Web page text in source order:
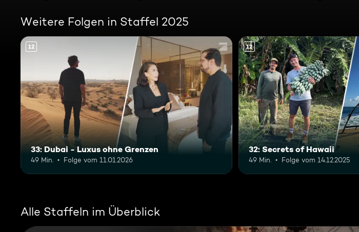
Weitere Folgen in Staffel 2025
12
33: Dubai - Luxus ohne Grenzen
49 Min. Folge vom 11.01.2026
12
32: Secrets of Hawaii
49 Min. Folge vom 14.12.2025
Alle Staffeln im Überblick